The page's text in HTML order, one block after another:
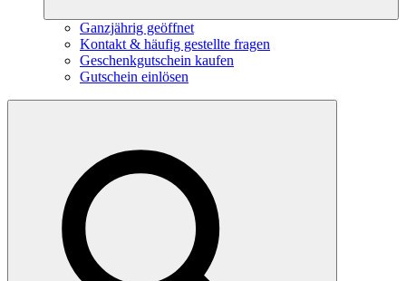
Ganzjährig geöffnet
Kontakt & häufig gestellte fragen
Geschenkgutschein kaufen
Gutschein einlösen